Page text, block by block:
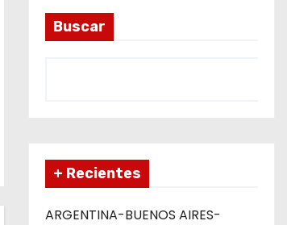
Buscar
+ Recientes
ARGENTINA-BUENOS AIRES-